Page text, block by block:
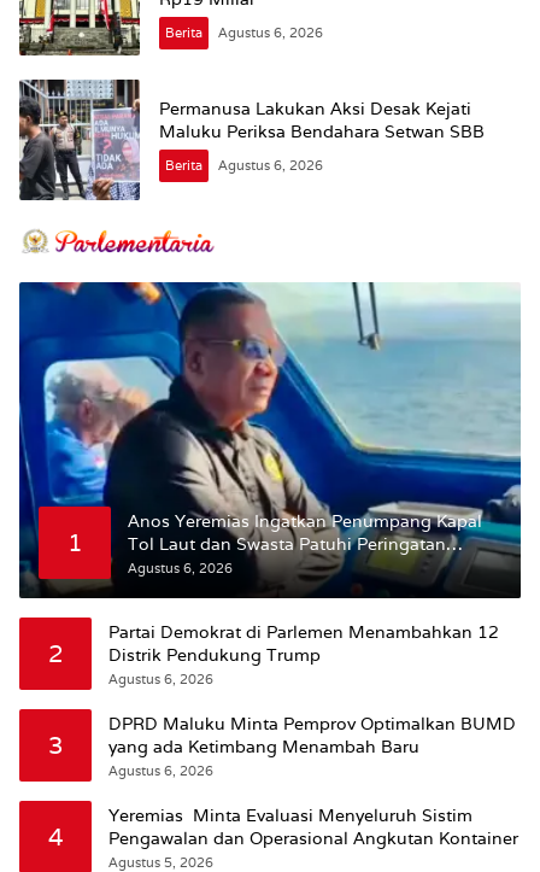
Berita Agustus 6, 2026
Permanusa Lakukan Aksi Desak Kejati
Maluku Periksa Bendahara Setwan SBB
Berita Agustus 6, 2026
1
Anos Yeremias Ingatkan Penumpang Kapal
Tol Laut dan Swasta Patuhi Peringatan
BMKG
Agustus 6, 2026
2
Partai Demokrat di Parlemen Menambahkan 12
Distrik Pendukung Trump
Agustus 6, 2026
3
DPRD Maluku Minta Pemprov Optimalkan BUMD
yang ada Ketimbang Menambah Baru
Agustus 6, 2026
4
Yeremias Minta Evaluasi Menyeluruh Sistim
Pengawalan dan Operasional Angkutan Kontainer
Agustus 5, 2026